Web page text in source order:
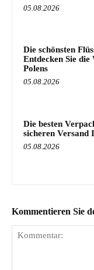
05.08.2026
Die schönsten
Entdecken Sie die
Polens
05.08.2026
Die besten
sicheren Versand
05.08.2026
Kommentieren Sie